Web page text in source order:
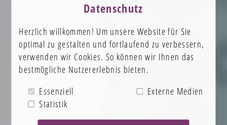
Datenschutz
Herzlich willkommen! Um unsere Website für Sie
optimal zu gestalten und fortlaufend zu verbessern,
verwenden wir Cookies. So können wir Ihnen das
bestmögliche Nutzererlebnis bieten.
Essenziell
Externe Medien
Statistik